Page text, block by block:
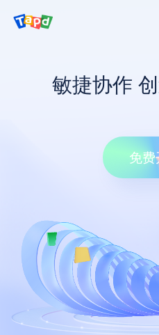
敏捷协作
免
服务与支持
新闻资讯